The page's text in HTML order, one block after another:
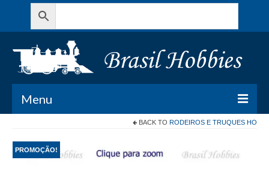
Menu
Meu Carrinho
BACK TO RODEIROS E TRUQUES HO
PROMOÇÃO!